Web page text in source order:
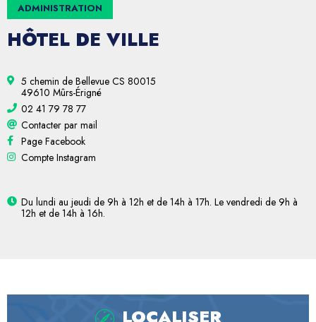
ADMINISTRATION
HÔTEL DE VILLE
5 chemin de Bellevue CS 80015
49610 Mûrs-Érigné
02 41 79 78 77
Contacter par mail
Page Facebook
Compte Instagram
Du lundi au jeudi de 9h à 12h et de 14h à 17h. Le vendredi de 9h à
12h et de 14h à 16h.
LOCALISER